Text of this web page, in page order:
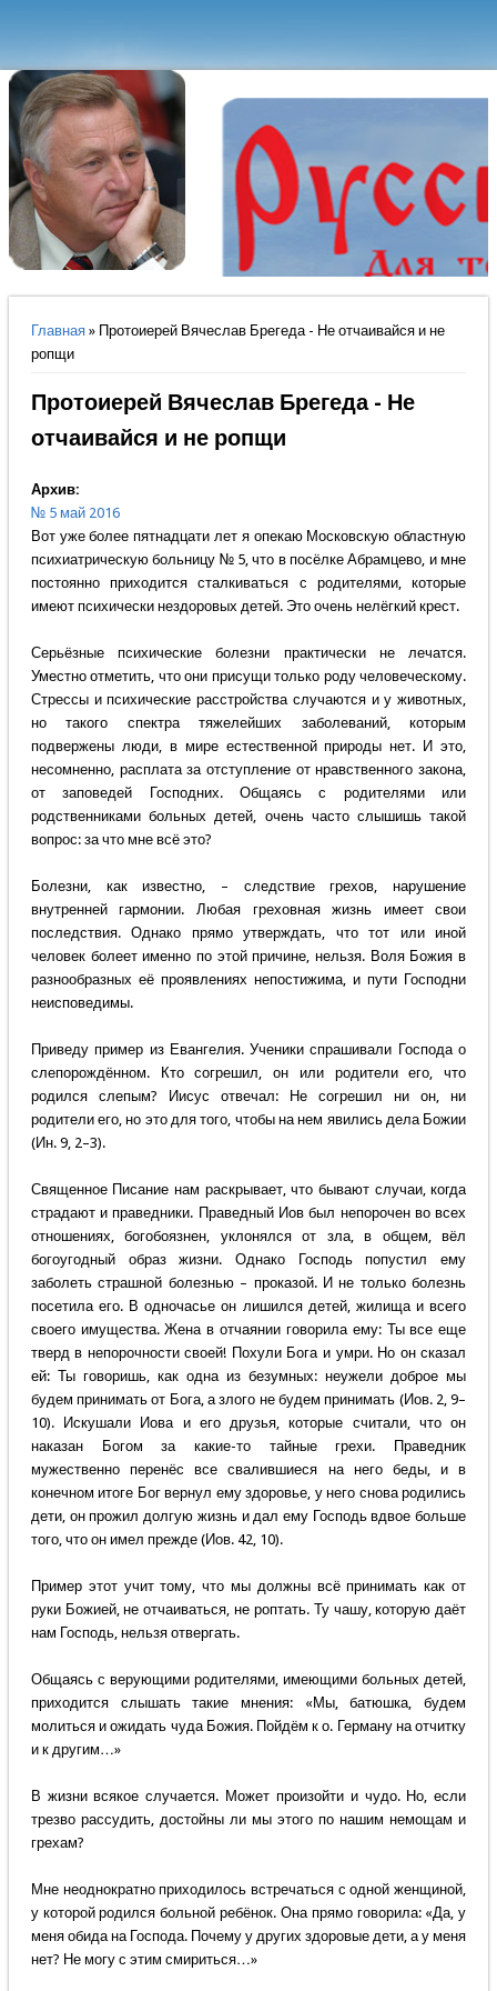
Вы здесь
Главная» Протоиерей Вячеслав Брегеда - Не отчаивайся и не
ропщи
Протоиерей Вячеслав Брегеда - Не
отчаивайся и не ропщи
Архив:
№ 5 май 2016
Вот уже более пятнадцати лет я опекаю Московскую областную
психиатрическую больницу № 5, что в посёлке Абрамцево, и мне
постоянно приходится сталкиваться с родителями, которые
имеют психически нездоровых детей. Это очень нелёгкий крест.
Серьёзные психические болезни практически не лечатся.
Уместно отметить, что они присущи только роду человеческому.
Стрессы и психические расстройства случаются и у животных,
но такого спектра тяжелейших заболеваний, которым
подвержены люди, в мире естественной природы нет. И это,
несомненно, расплата за отступление от нравственного закона,
от заповедей Господних. Общаясь с родителями или
родственниками больных детей, очень часто слышишь такой
вопрос: за что мне всё это?
Болезни, как известно, – следствие грехов, нарушение
внутренней гармонии. Любая греховная жизнь имеет свои
последствия. Однако прямо утверждать, что тот или иной
человек болеет именно по этой причине, нельзя. Воля Божия в
разнообразных её проявлениях непостижима, и пути Господни
неисповедимы.
Приведу пример из Евангелия. Ученики спрашивали Господа о
слепорождённом. Кто согрешил, он или родители его, что
родился слепым? Иисус отвечал: Не согрешил ни он, ни
родители его, но это для того, чтобы на нем явились дела Божии
(Ин. 9, 2–3).
Священное Писание нам раскрывает, что бывают случаи, когда
страдают и праведники. Праведный Иов был непорочен во всех
отношениях, богобоязнен, уклонялся от зла, в общем, вёл
богоугодный образ жизни. Однако Господь попустил ему
заболеть страшной болезнью – проказой. И не только болезнь
посетила его. В одночасье он лишился детей, жилища и всего
своего имущества. Жена в отчаянии говорила ему: Ты все еще
тверд в непорочности своей! Похули Бога и умри. Но он сказал
ей: Ты говоришь, как одна из безумных: неужели доброе мы
будем принимать от Бога, а злого не будем принимать (Иов. 2, 9–
10). Искушали Иова и его друзья, которые считали, что он
наказан Богом за какие-то тайные грехи. Праведник
мужественно перенёс все свалившиеся на него беды, и в
конечном итоге Бог вернул ему здоровье, у него снова родились
дети, он прожил долгую жизнь и дал ему Господь вдвое больше
того, что он имел прежде (Иов. 42, 10).
Пример этот учит тому, что мы должны всё принимать как от
руки Божией, не отчаиваться, не роптать. Ту чашу, которую даёт
нам Господь, нельзя отвергать.
Общаясь с верующими родителями, имеющими больных детей,
приходится слышать такие мнения: «Мы, батюшка, будем
молиться и ожидать чуда Божия. Пойдём к о. Герману на отчитку
и к другим…»
В жизни всякое случается. Может произойти и чудо. Но, если
трезво рассудить, достойны ли мы этого по нашим немощам и
грехам?
Мне неоднократно приходилось встречаться с одной женщиной,
у которой родился больной ребёнок. Она прямо говорила: «Да, у
меня обида на Господа. Почему у других здоровые дети, а у меня
нет? Не могу с этим смириться…»